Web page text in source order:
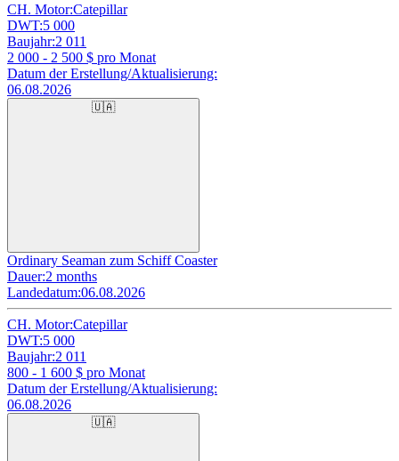
CH. Motor:Catepillar
DWT:5 000
Baujahr:2 011
2 000 - 2 500 $ pro Monat
Datum der Erstellung/Aktualisierung:
06.08.2026
🇺🇦
Ordinary Seaman zum Schiff Coaster
Dauer:2 months
Landedatum:06.08.2026
CH. Motor:Catepillar
DWT:5 000
Baujahr:2 011
800 - 1 600 $ pro Monat
Datum der Erstellung/Aktualisierung:
06.08.2026
🇺🇦